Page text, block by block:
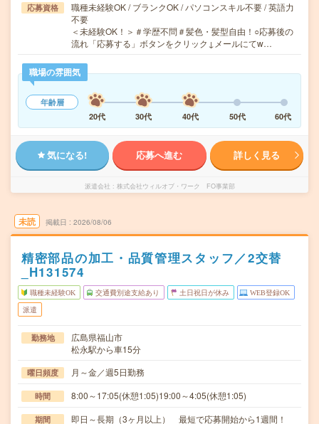
応募資格
職種未経験OK / ブランクOK / パソコンスキル不要 / 英語力
不要
＜未経験OK！＞＃学歴不問＃髪色・髪型自由！○応募後の
流れ「応募する」ボタンをクリック↓メールにてw…
職場の雰囲気
年齢層
20代
30代 40代 50代 60代
気になる! 応募へ進む 詳しく見る
派遣会社 株式会社ウィルオブ・ワーク FO事業部
未読 掲載日 2026/08/06
精密部品の加工・品質管理スタッフ／2交替
_H131574
職種未経験OK 交通費別途支給あり 土日祝日が休み WEB登録OK
派遣
勤務地
広島県福山市
松永駅から車15分
曜日頻度 月～金／週5日勤務
時間 8:00～17:05(休憩1:05)19:00～4:05(休憩1:05)
期間 即日～長期（3ヶ月以上） 最短で応募開始から1週間！